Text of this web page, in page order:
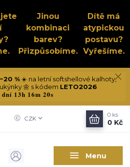
Jinou
kombinaci
barev?
Přizpůsobíme.
Dítě má
atypickou
postavu?
Vyřešíme.
−20 %☀️ na letní softshellové kalhoty,
🌼 s kódem LETO2026
dní 13h 16m 19s
Menu
CZK
0 ks
0 Kč